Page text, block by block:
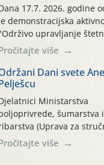
se ne prihvaća.
je osiguran
povrat prazne
isključivo ovih
MAKS,
TKI* (PINUS […]
17.7. 2026. godine
demonstracijska
upravljanje
prema
integrirane zaštite pri
na pokusnom
kraj naselja
parcela ID
dio Međimurske
više
Dani svete
Ministarstva
šumarstva i
(Uprava za
razvoju
sudjelovali su na
više